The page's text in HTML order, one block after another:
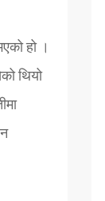
हो ।
थियो